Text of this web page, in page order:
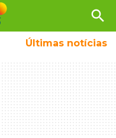
search
Últimas notícias